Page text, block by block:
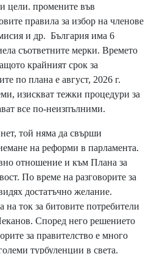
цели. промените във
правила за избор на членове
и др. България има 6
съответните мерки. Времето
крайният срок за
по плана е август, 2026 г.
изискват тежки процедури за
все по-неизпълними.
той няма да свърши
на реформи в парламента.
отношение и към Плана за
По време на разговорите за
достатъчно желание.
на ток за битовите потребители
Според него решението
за правителство е много
турбуленции в света.